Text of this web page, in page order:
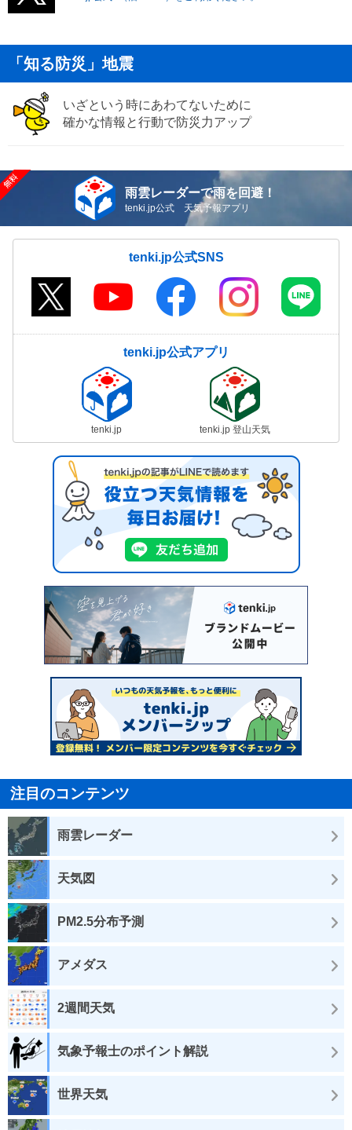
「知る防災」地震
いざという時にあわてないために
確かな情報と行動で防災力アップ
雨雲レーダーで雨を回避！
tenki.jp公式 天気予報アプリ
tenki.jp公式SNS
tenki.jp公式アプリ
tenki.jp tenki.jp 登山天気
注目のコンテンツ
雨雲レーダー
天気図
PM2.5分布予測
アメダス
2週間天気
気象予報士のポイント解説
世界天気